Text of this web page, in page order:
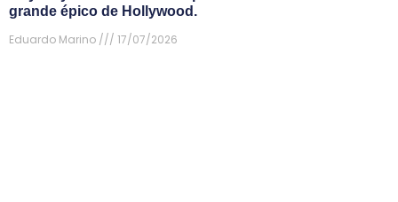
grande épico de Hollywood.
Eduardo Marino
17/07/2026